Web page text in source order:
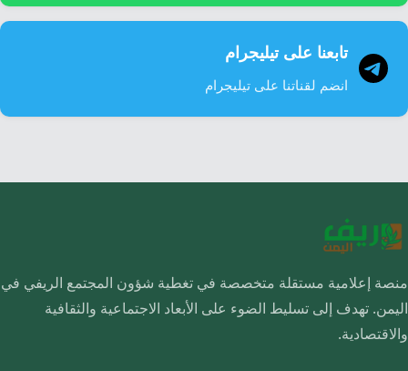
تابعنا على تيليجرام
انضم لقناتنا على تيليجرام
منصة إعلامية مستقلة متخصصة في تغطية شؤون المجتمع الريفي في
اليمن. تهدف إلى تسليط الضوء على الأبعاد الاجتماعية والثقافية
والاقتصادية.